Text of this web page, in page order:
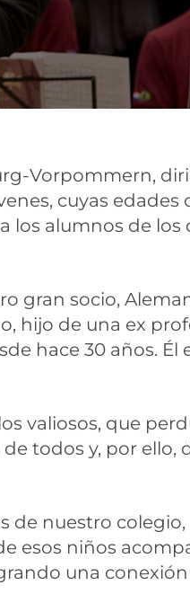
Vorpommern,
cuyas edades
los alumnos de los
gran socio,
hijo de una ex
hace 30 años. Él
valiosos, que
todos y, por ello,
de nuestro
esos niños
una